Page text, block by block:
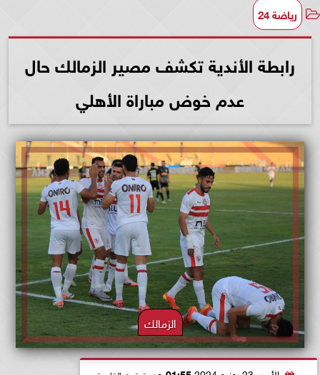
رياضة 24
رابطة الأندية تكشف مصير الزمالك حال
عدم خوض مباراة الأهلي
الزمالك